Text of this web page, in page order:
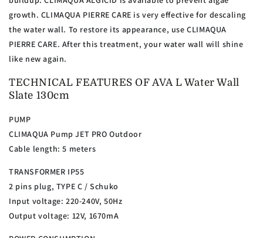
growth. CLIMAQUA PIERRE CARE is very effective for descaling
the water wall. To restore its appearance, use CLIMAQUA
PIERRE CARE. After this treatment, your water wall will shine
like new again.
TECHNICAL FEATURES OF AVA L Water Wall
Slate 130cm
PUMP
CLIMAQUA Pump JET PRO Outdoor
Cable length: 5 meters
TRANSFORMER IP55
2 pins plug, TYPE C / Schuko
Input voltage: 220-240V, 50Hz
Output voltage: 12V, 1670mA